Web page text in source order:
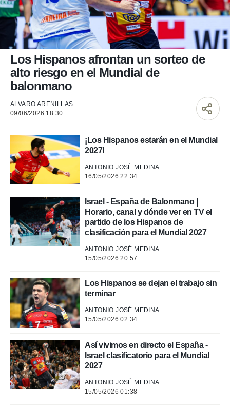
permite
seguir
contenido
botón
a la
todas
ya sean
nos
y análisis
en
así como
perfil
en
más
de
disponible
ACEPTAR
Y
CONTINUAR
CONFIGURAR
RECHAZAR
Los Hispanos afrontan un sorteo de
alto riesgo en el Mundial de
balonmano
ALVARO ARENILLAS
09/06/2026 18:30
¡Los Hispanos estarán en el Mundial
2027!
ANTONIO JOSÉ MEDINA
16/05/2026 22:34
Israel - España de Balonmano |
Horario, canal y dónde ver en TV el
partido de los Hispanos de
clasificación para el Mundial 2027
ANTONIO JOSÉ MEDINA
15/05/2026 20:57
Los Hispanos se dejan el trabajo sin
terminar
ANTONIO JOSÉ MEDINA
15/05/2026 02:34
Así vivimos en directo el España -
Israel clasificatorio para el Mundial
2027
ANTONIO JOSÉ MEDINA
15/05/2026 01:38